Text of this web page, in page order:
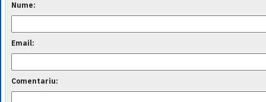
Nume:
Email:
Comentariu: